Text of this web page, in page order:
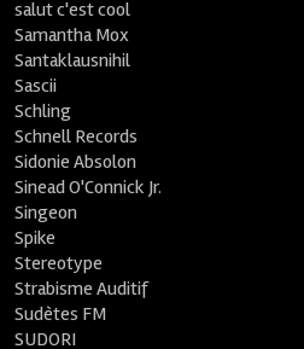
salut c'est cool
Samantha Mox
Santaklausnihil
Sascii
Schling
Schnell Records
Sidonie Absolon
Sinead O'Connick Jr.
Singeon
Spike
Stereotype
Strabisme Auditif
Sudètes FM
SUDORI